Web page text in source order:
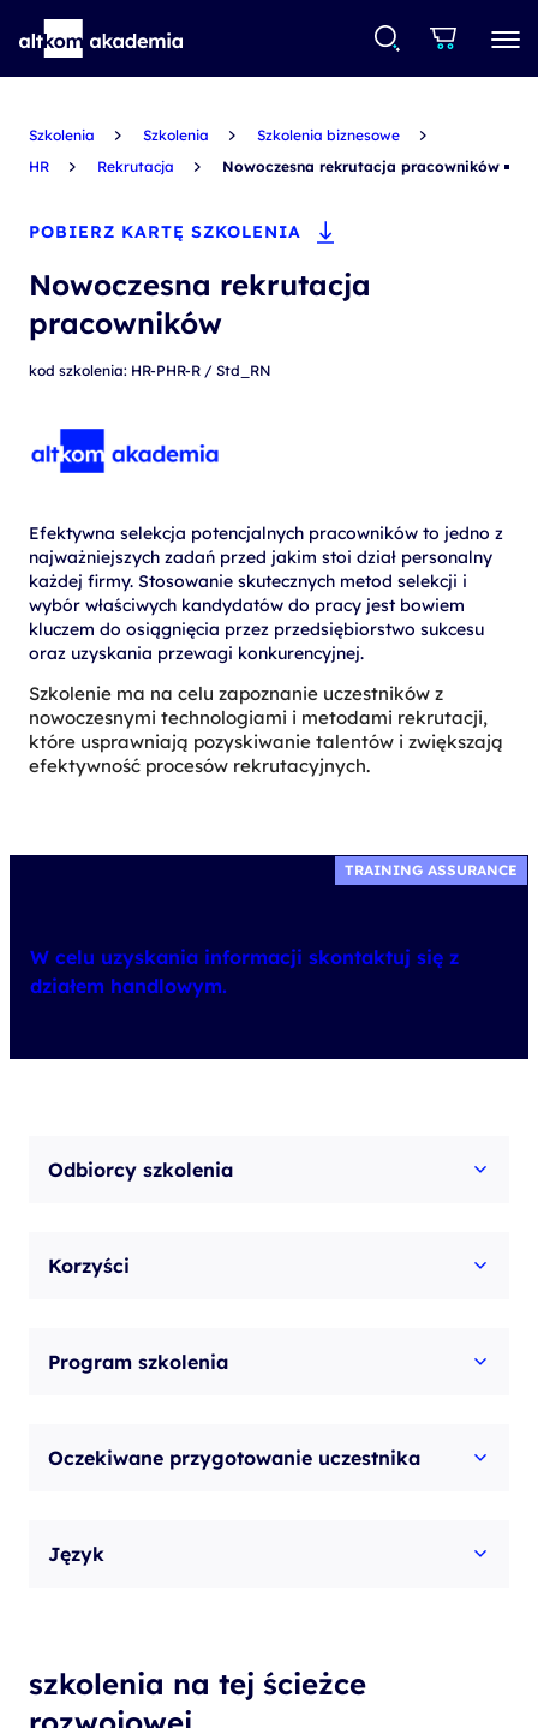
Szkolenia Szkolenia
Szkolenia biznesowe
HR
Rekrutacja Nowoczesna rekrutacja pracowników
POBIERZ KARTĘ SZKOLENIA
Nowoczesna rekrutacja
pracowników
kod szkolenia: HR-PHR-R / Std_RN
Efektywna selekcja potencjalnych pracowników to jedno z
najważniejszych zadań przed jakim stoi dział personalny
każdej firmy. Stosowanie skutecznych metod selekcji i
wybór właściwych kandydatów do pracy jest bowiem
kluczem do osiągnięcia przez przedsiębiorstwo sukcesu
oraz uzyskania przewagi konkurencyjnej.
Szkolenie ma na celu zapoznanie uczestników z
nowoczesnymi technologiami i metodami rekrutacji,
które usprawniają pozyskiwanie talentów i zwiększają
efektywność procesów rekrutacyjnych.
TRAINING ASSURANCE
W celu uzyskania informacji skontaktuj się z
działem handlowym.
Odbiorcy szkolenia
Korzyści
Program szkolenia
Oczekiwane przygotowanie uczestnika
Język
szkolenia na tej ścieżce